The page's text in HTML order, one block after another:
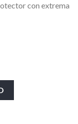
con extrema